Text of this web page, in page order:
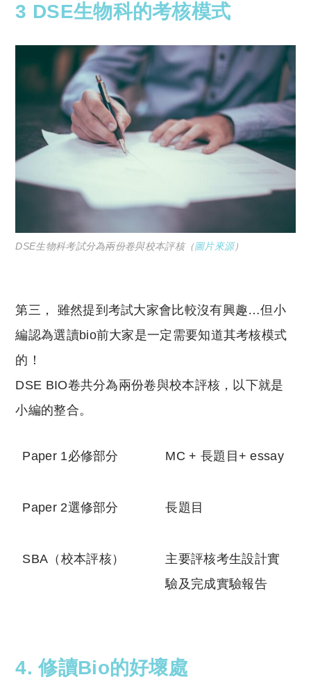
3 DSE生物科的考核模式
DSE生物科考試分為兩份卷與校本評核（圖片來源）
第三， 雖然提到考試大家會比較沒有興趣…但小
編認為選讀bio前大家是一定需要知道其考核模式
的！
DSE BIO卷共分為兩份卷與校本評核，以下就是
小編的整合。
Paper 1必修部分 MC + 長題目+ essay
Paper 2選修部分 長題目
SBA（校本評核）
主要評核考生設計實
驗及完成實驗報告
4. 修讀Bio的好壞處